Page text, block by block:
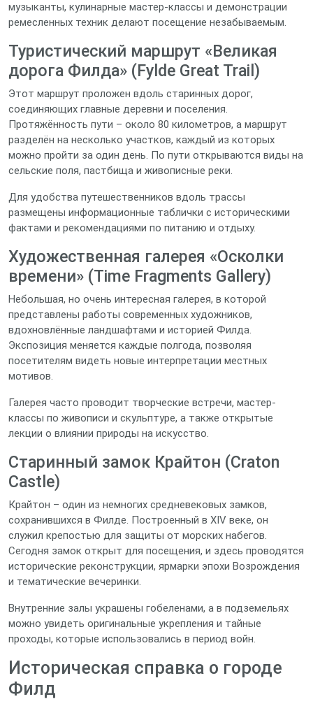
музыканты, кулинарные мастер-классы и демонстрации
ремесленных техник делают посещение незабываемым.
Туристический маршрут «Великая
дорога Филда» (Fylde Great Trail)
Этот маршрут проложен вдоль старинных дорог,
соединяющих главные деревни и поселения.
Протяжённость пути – около 80 километров, а маршрут
разделён на несколько участков, каждый из которых
можно пройти за один день. По пути открываются виды на
сельские поля, пастбища и живописные реки.
Для удобства путешественников вдоль трассы
размещены информационные таблички с историческими
фактами и рекомендациями по питанию и отдыху.
Художественная галерея «Осколки
времени» (Time Fragments Gallery)
Небольшая, но очень интересная галерея, в которой
представлены работы современных художников,
вдохновлённые ландшафтами и историей Филда.
Экспозиция меняется каждые полгода, позволяя
посетителям видеть новые интерпретации местных
мотивов.
Галерея часто проводит творческие встречи, мастер-
классы по живописи и скульптуре, а также открытые
лекции о влиянии природы на искусство.
Старинный замок Крайтон (Craton
Castle)
Крайтон – один из немногих средневековых замков,
сохранившихся в Филде. Построенный в XIV веке, он
служил крепостью для защиты от морских набегов.
Сегодня замок открыт для посещения, и здесь проводятся
исторические реконструкции, ярмарки эпохи Возрождения
и тематические вечеринки.
Внутренние залы украшены гобеленами, а в подземельях
можно увидеть оригинальные укрепления и тайные
проходы, которые использовались в период войн.
Историческая справка о городе
Филд